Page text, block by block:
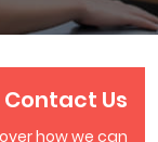
Contact Us
how we can